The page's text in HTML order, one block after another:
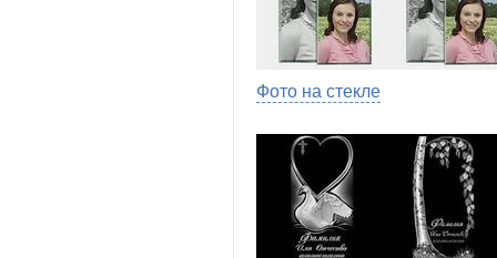
Фото на стекле